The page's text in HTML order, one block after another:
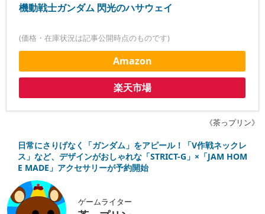
機動戦士ガンダム 閃光のハサウェイ
(価格・在庫状況は記事公開時点のものです)
Amazon
楽天市場
《茶っプリン》
日常にさりげなく「ガンダム」をアピール！「V作戦ネックレ
ス」など、デザインがおしゃれな「STRICT-G」×「JAM HOM
E MADE」アクセサリーが予約開始
ゲームライター